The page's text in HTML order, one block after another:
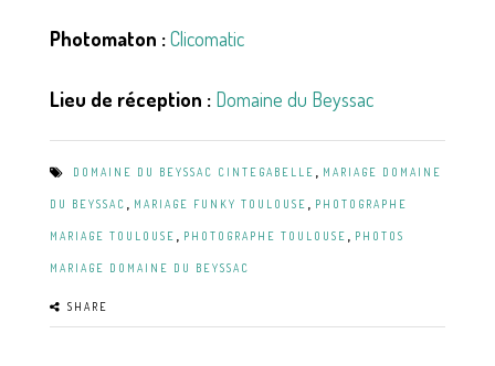
Photomaton :Clicomatic
Lieu de réception : Domaine du Beyssac
DOMAINE DU BEYSSAC CINTEGABELLE MARIAGE DOMAINE
DU BEYSSAC MARIAGE FUNKY TOULOUSE PHOTOGRAPHE
MARIAGE TOULOUSE PHOTOGRAPHE TOULOUSE PHOTOS
MARIAGE DOMAINE DU BEYSSAC
SHARE